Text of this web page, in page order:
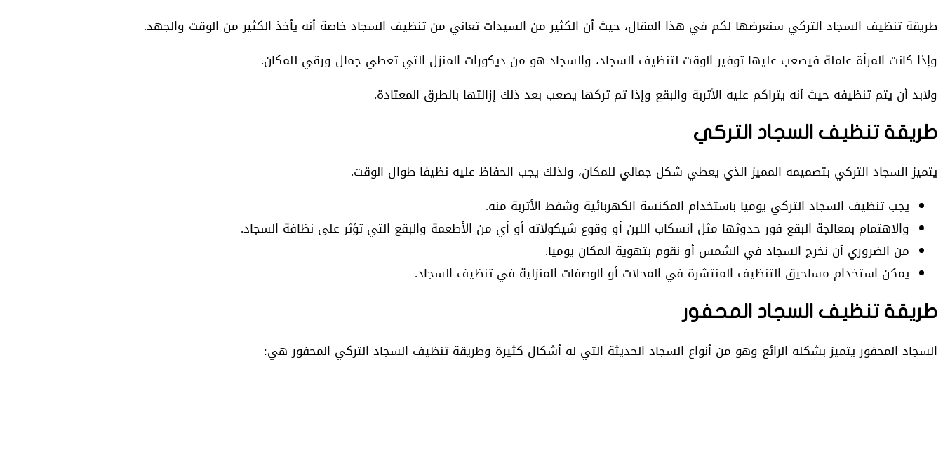
طريقة تنظيف السجاد التركي سنعرضها لكم في هذا المقال، حيث أن الكثير من السيدات تعاني من تنظيف السجاد خاصة أنه يأخذ الكثير من الوقت والجهد.
وإذا كانت المرأة عاملة فيصعب عليها توفير الوقت لتنظيف السجاد، والسجاد هو من ديكورات المنزل التي تعطي جمال ورقي للمكان.
ولابد أن يتم تنظيفه حيث أنه يتراكم عليه الأتربة والبقع وإذا تم تركها يصعب بعد ذلك إزالتها بالطرق المعتادة.
طريقة تنظيف السجاد التركي
يتميز السجاد التركي بتصميمه المميز الذي يعطي شكل جمالي للمكان، ولذلك يجب الحفاظ عليه نظيفا طوال الوقت.
يجب تنظيف السجاد التركي يوميا باستخدام المكنسة الكهربائية وشفط الأتربة منه.
والاهتمام بمعالجة البقع فور حدوثها مثل انسكاب اللبن أو وقوع شيكولاته أو أي من الأطعمة والبقع التي تؤثر على نظافة السجاد.
من الضروري أن نخرج السجاد في الشمس أو نقوم بتهوية المكان يوميا.
يمكن استخدام مساحيق التنظيف المنتشرة في المحلات أو الوصفات المنزلية في تنظيف السجاد.
طريقة تنظيف السجاد المحفور
السجاد المحفور يتميز بشكله الرائع وهو من أنواع السجاد الحديثة التي له أشكال كثيرة وطريقة تنظيف السجاد التركي المحفور هي: